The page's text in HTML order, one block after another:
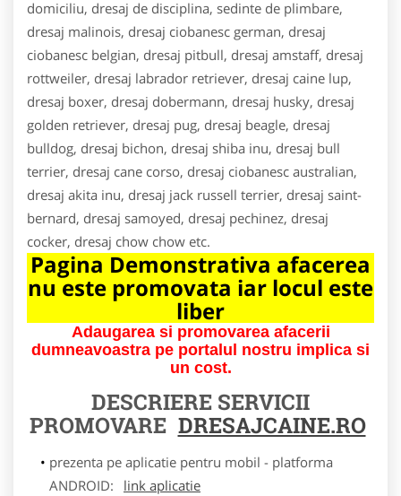
domiciliu, dresaj de disciplina, sedinte de plimbare,
dresaj malinois, dresaj ciobanesc german, dresaj
ciobanesc belgian, dresaj pitbull, dresaj amstaff, dresaj
rottweiler, dresaj labrador retriever, dresaj caine lup,
dresaj boxer, dresaj dobermann, dresaj husky, dresaj
golden retriever, dresaj pug, dresaj beagle, dresaj
bulldog, dresaj bichon, dresaj shiba inu, dresaj bull
terrier, dresaj cane corso, dresaj ciobanesc australian,
dresaj akita inu, dresaj jack russell terrier, dresaj saint-
bernard, dresaj samoyed, dresaj pechinez, dresaj
cocker, dresaj chow chow etc.
Pagina Demonstrativa afacerea
nu este promovata iar locul este
liber
Adaugarea si promovarea afacerii
dumneavoastra pe portalul nostru implica si
un cost.
DESCRIERE SERVICII
PROMOVARE DRESAJCAINE.RO
prezenta pe aplicatie pentru mobil - platforma
ANDROID:
link aplicatie